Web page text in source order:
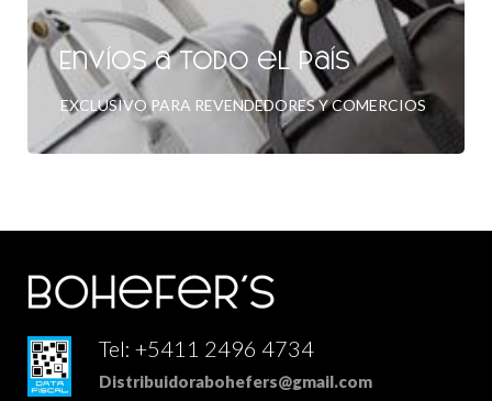
Envíos a todo el país
EXCLUSIVO PARA REVENDEDORES Y COMERCIOS
Tel: +5411 2496 4734
Distribuidorabohefers@gmail.com